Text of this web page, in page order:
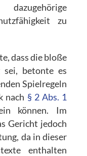
zu
dass die bloße
sei, betonte es
Spielregeln
nach § 2 Abs. 1
können. Im
Gericht jedoch
da in dieser
enthalten